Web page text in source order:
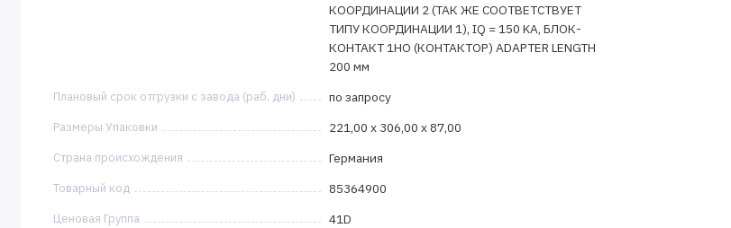
КООРДИНАЦИИ 2 (ТАК ЖЕ СООТВЕТСТВУЕТ
ТИПУ КООРДИНАЦИИ 1), IQ = 150 KA, БЛОК-
КОНТАКТ 1НО (КОНТАКТОР) ADAPTER LENGTH
200 мм
Плановый срок отгрузки с завода (раб. дни) по запросу
Размеры Упаковки 221,00 x 306,00 x 87,00
Страна происхождения Германия
Товарный код 85364900
Ценовая Группа 41D